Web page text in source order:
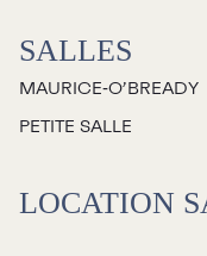
Sorties
Les
Les
camp
SALLES
MAURICE‑O’BREADY
PETITE SALLE
LOCATION